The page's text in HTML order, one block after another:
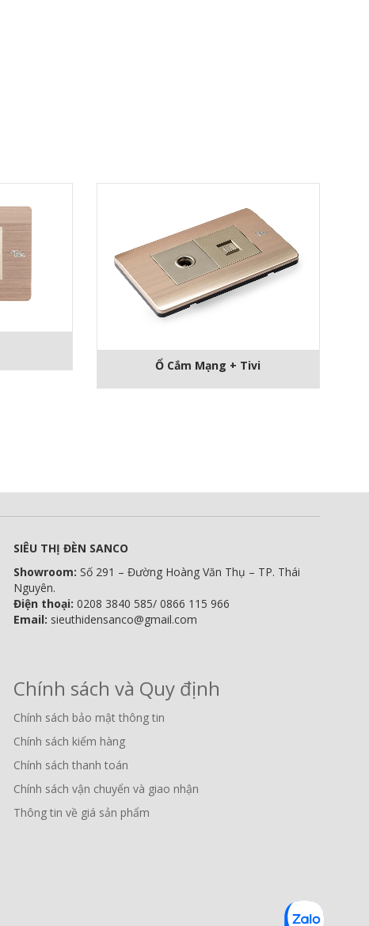
Ổ Cắm Mạng + Tivi
SIÊU THỊ ĐÈN SANCO
Showroom:Số 291 – Đường Hoàng Văn Thụ – TP. Thái
Nguyên.
Điện thoại: 0208 3840 585/ 0866 115 966
Email: sieuthidensanco@gmail.com
Chính sách và Quy định
Chính sách bảo mật thông tin
Chính sách kiểm hàng
Chính sách thanh toán
Chính sách vận chuyển và giao nhận
Thông tin về giá sản phẩm